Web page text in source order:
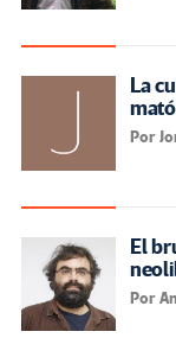
La
Por
El
Por